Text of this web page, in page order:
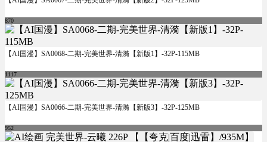
870
【AI国漫】SA0068-二期-完美世界-清漪【新版1】-32P-115MB
1117
【AI国漫】SA0066-二期-完美世界-清漪【新版3】-32P-125MB
952